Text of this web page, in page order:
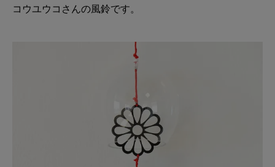
コウユウコさんの風鈴です。